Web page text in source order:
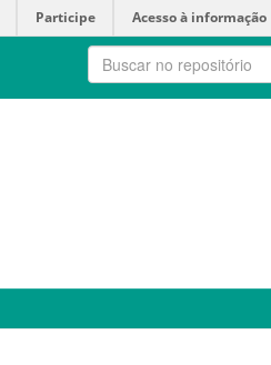
Participe Acesso à informação